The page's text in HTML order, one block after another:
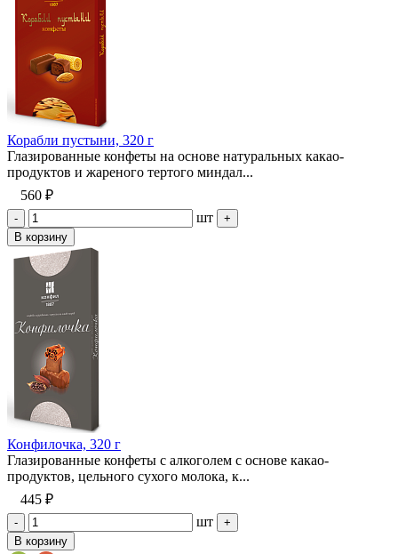
Корабли пустыни, 320 г
Глазированные конфеты на основе натуральных какао-
продуктов и жареного тертого миндал...
560 ₽
- шт
+
В корзину
Конфилочка, 320 г
Глазированные конфеты с алкоголем с основе какао-
продуктов, цельного сухого молока, к...
445 ₽
- шт
+
В корзину